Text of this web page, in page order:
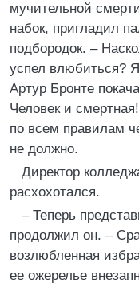
мучительной
набок, пригладил
подбородок. –
успел влюбиться?
Артур Бронте
Человек и
по всем правилам
не должно.
Директор
расхохотался.
– Теперь
продолжил он. –
возлюбленная
ее ожерелье